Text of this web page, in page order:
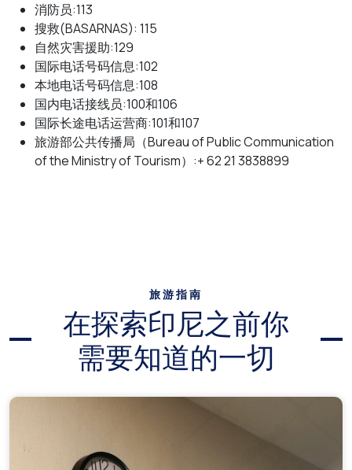
消防员:113
搜救(BASARNAS): 115
自然灾害援助:129
国际电话号码信息:102
本地电话号码信息:108
国内电话接线员:100和106
国际长途电话运营商:101和107
旅游部公共传播局（Bureau of Public Communication
of the Ministry of Tourism）:+ 62 21 3838899
旅游指南
在探索印尼之前你
需要知道的一切